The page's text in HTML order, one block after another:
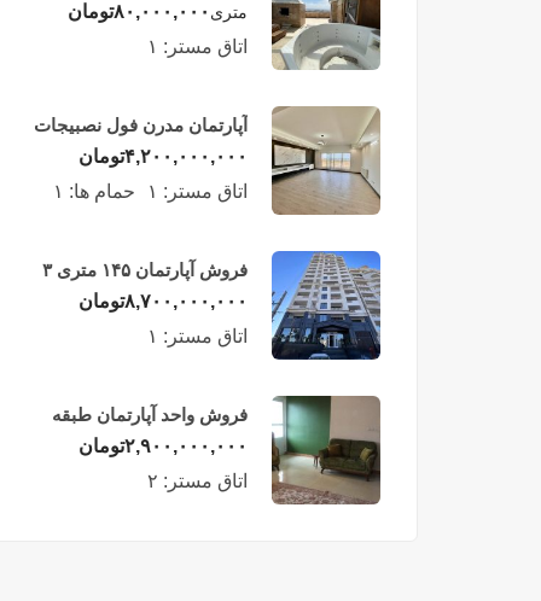
لوکس در طبقه چهاردهم
فریدونکنار
متری ۸۰,۰۰۰,۰۰۰تومان
اتاق مستر: ۱
آپارتمان مدرن فول نصبیجات
ساحلی/فریدونکنار
۴,۲۰۰,۰۰۰,۰۰۰تومان
اتاق مستر: ۱ حمام ها: ۱
فروش آپارتمان ۱۴۵ متری ۳
خوابه در فریدونکنار
۸,۷۰۰,۰۰۰,۰۰۰تومان
اتاق مستر: ۱
فروش واحد آپارتمان طبقه
چهارم در فریدونکنار
۲,۹۰۰,۰۰۰,۰۰۰تومان
اتاق مستر: ۲